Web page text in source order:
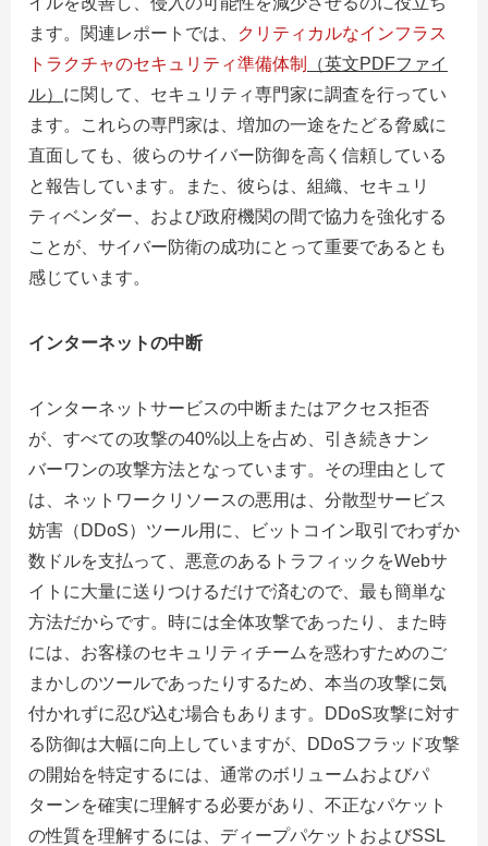
ます。関連レポートでは、
クリティカルなインフラス
トラクチャのセキュリティ準備体制
（英文PDFファイ
ル） に関して、セキュリティ専門家に調査を行ってい
ます。これらの専門家は、増加の一途をたどる脅威に
直面しても、彼らのサイバー防御を高く信頼している
と報告しています。また、彼らは、組織、セキュリ
ティベンダー、および政府機関の間で協力を強化する
ことが、サイバー防衛の成功にとって重要であるとも
感じています。
インターネットの中断
インターネットサービスの中断またはアクセス拒否
が、すべての攻撃の40%以上を占め、引き続きナン
バーワンの攻撃方法となっています。その理由として
は、ネットワークリソースの悪用は、分散型サービス
妨害（DDoS）ツール用に、ビットコイン取引でわずか
数ドルを支払って、悪意のあるトラフィックをWebサ
イトに大量に送りつけるだけで済むので、最も簡単な
方法だからです。時には全体攻撃であったり、また時
には、お客様のセキュリティチームを惑わすためのご
まかしのツールであったりするため、本当の攻撃に気
付かれずに忍び込む場合もあります。DDoS攻撃に対す
る防御は大幅に向上していますが、DDoSフラッド攻撃
の開始を特定するには、通常のボリュームおよびパ
ターンを確実に理解する必要があり、不正なパケット
の性質を理解するには、ディープパケットおよびSSL